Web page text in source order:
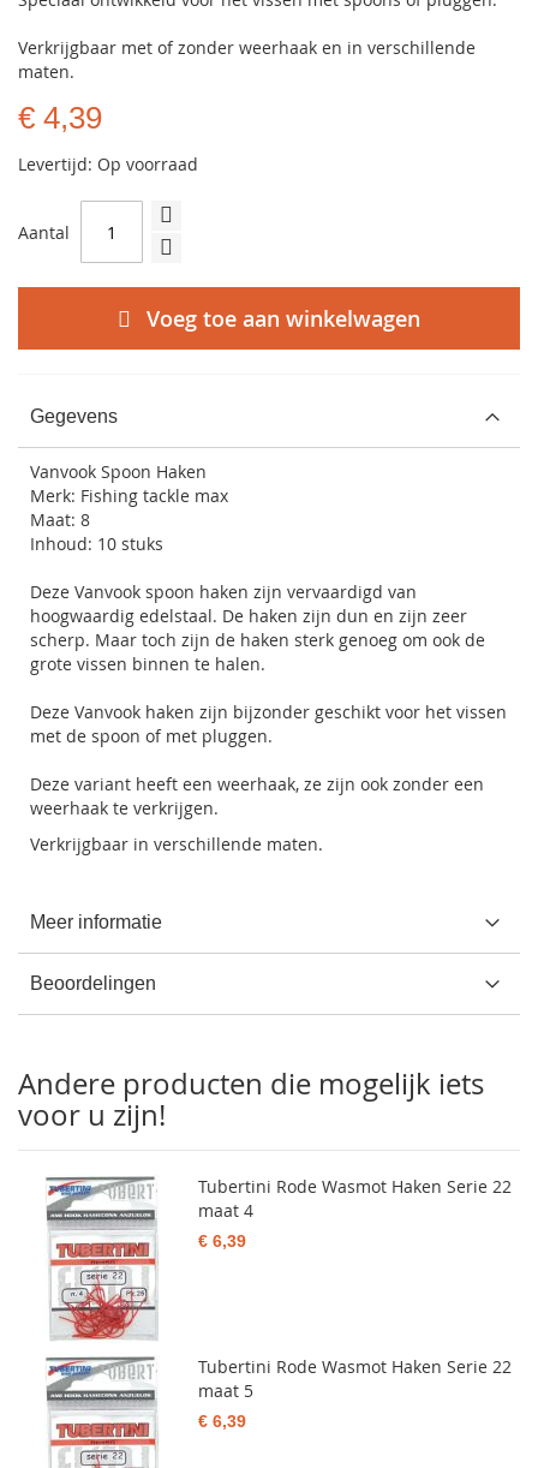
Verkrijgbaar met of zonder weerhaak en in verschillende
maten.
€ 4,39
Levertijd: Op voorraad
Aantal
Voeg toe aan winkelwagen
Gegevens
Vanvook Spoon Haken
Merk: Fishing tackle max
Maat: 8
Inhoud: 10 stuks
Deze Vanvook spoon haken zijn vervaardigd van
hoogwaardig edelstaal. De haken zijn dun en zijn zeer
scherp. Maar toch zijn de haken sterk genoeg om ook de
grote vissen binnen te halen.
Deze Vanvook haken zijn bijzonder geschikt voor het vissen
met de spoon of met pluggen.
Deze variant heeft een weerhaak, ze zijn ook zonder een
weerhaak te verkrijgen.
Verkrijgbaar in verschillende maten.
Meer informatie
Beoordelingen
Andere producten die mogelijk iets
voor u zijn!
Tubertini Rode Wasmot Haken Serie 22
maat 4
€ 6,39
Tubertini Rode Wasmot Haken Serie 22
maat 5
€ 6,39